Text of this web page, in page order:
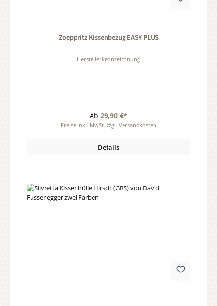
Zoeppritz Kissenbezug EASY PLUS
Herstellerkennzeichnung
Ab 29,90 €*
Preise inkl. MwSt. zzgl. Versandkosten
Details